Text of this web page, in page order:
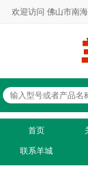
欢迎访问 佛山市南
首页
联系羊城